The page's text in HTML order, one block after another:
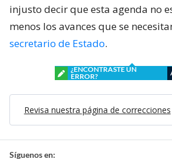
injusto decir que esta agenda no
menos los avances que se
secretario de Estado.
¿ENCONTRASTE UN
ERROR?
Revisa nuestra página de correcciones
Síguenos en: